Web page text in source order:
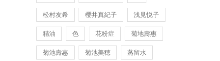
松村友希 櫻井真紀子 浅見悦子
精油 色 花粉症 菊地壽惠
菊池壽惠 菊池美穂 蒸留水